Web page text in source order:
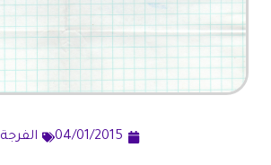
04/01/2015 الفرجة